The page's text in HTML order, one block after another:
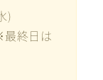
)
終日は